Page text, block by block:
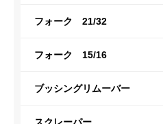
フォーク 21/32
フォーク 15/16
ブッシングリムーバー